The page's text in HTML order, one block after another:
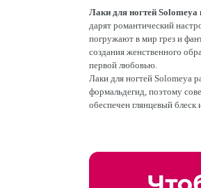
Лаки для ногтей Solomeya
дарят романтический
погружают в мир грез и
создания женственного
первой любовью.
Лаки для ногтей Solomeya
формальдегид, поэтому
обеспечен глянцевый